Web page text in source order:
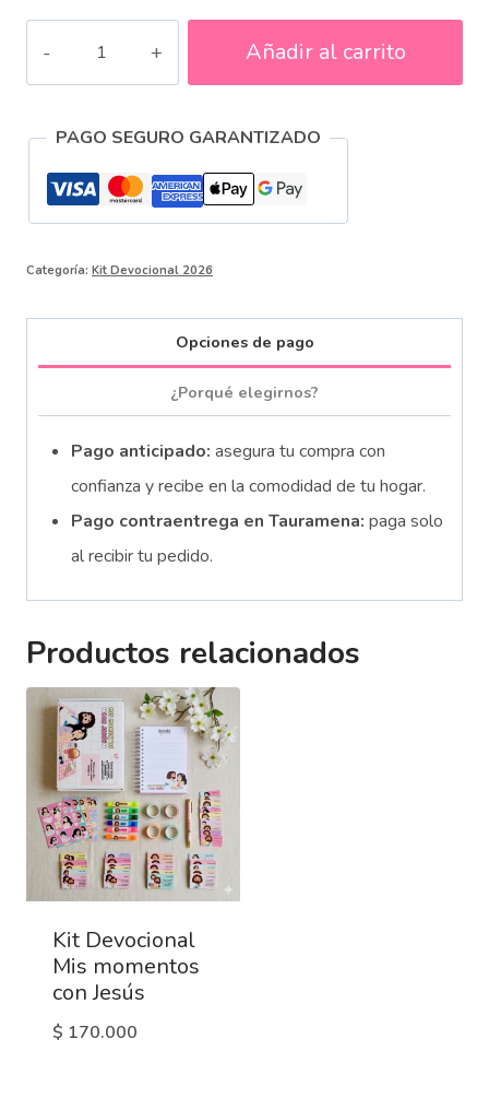
Solas
con
Jesus
Añadir al carrito
PAGO SEGURO GARANTIZADO
Categoría: Kit Devocional 2026
Opciones de pago
¿Porqué elegirnos?
Pago anticipado: asegura tu compra con
confianza y recibe en la comodidad de tu hogar.
Pago contraentrega en Tauramena: paga solo
al recibir tu pedido.
Productos relacionados
Kit Devocional
Mis momentos
con Jesús
$ 170.000